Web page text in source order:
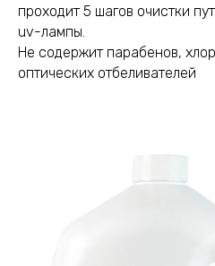
проходит 5 шагов очистки
uv-лампы.
Не содержит парабенов,
оптических отбеливателей